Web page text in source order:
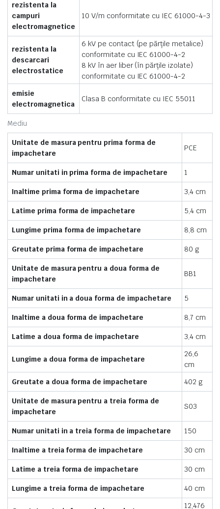
Mediu
rezistenta la
campuri
electromagnetice
10 V/m conformitate cu IEC 61000-4-3
rezistenta la
descarcari
electrostatice
6 kV pe contact (pe părţile metalice)
conformitate cu IEC 61000-4-2
8 kV în aer liber (în părţile izolate)
conformitate cu IEC 61000-4-2
emisie
electromagnetica
Clasa B conformitate cu IEC 55011
Unitate de masura pentru prima forma de
impachetare
PCE
Numar unitati in prima forma de impachetare 1
Inaltime prima forma de impachetare 3,4 cm
Latime prima forma de impachetare 5,4 cm
Lungime prima forma de impachetare 8,8 cm
Greutate prima forma de impachetare 80 g
Unitate de masura pentru a doua forma de
impachetare
BB1
Numar unitati in a doua forma de impachetare 5
Inaltime a doua forma de impachetare 8,7 cm
Latime a doua forma de impachetare 3,4 cm
Lungime a doua forma de impachetare
26,6
cm
Greutate a doua forma de impachetare
402 g
Unitate de masura pentru a treia forma de
impachetare
S03
Numar unitati in a treia forma de impachetare 150
Inaltime a treia forma de impachetare 30 cm
Latime a treia forma de impachetare 30 cm
Lungime a treia forma de impachetare 40 cm
12,476